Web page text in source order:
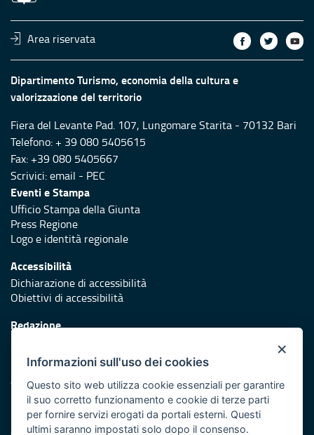
Area riservata
Dipartimento Turismo, economia della cultura e
valorizzazione del territorio
Fiera del Levante Pad. 107, Lungomare Starita - 70132 Bari
Telefono: + 39 080 5405615
Fax: +39 080 5405667
Scrivici:email - PEC
Eventi e Stampa
Ufficio Stampa della Giunta
Press Regione
Logo e identità regionale
Accessibilità
Dichiarazione di accessibilità
Obiettivi di accessibilità
Redazione
Protezione civile
Vai al sito di Protezione Civile Puglia
Iniziativa finanziata con risorse del POR Puglia 2014/2020 -
Asse XI
×
Informazioni sull'uso dei cookies
Questo sito web utilizza cookie essenziali per garantire
il suo corretto funzionamento e cookie di terze parti
per fornire servizi erogati da portali esterni. Questi
ultimi saranno impostati solo dopo il consenso.